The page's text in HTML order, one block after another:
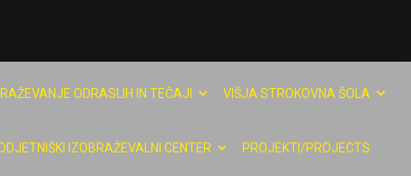
ODRASLIH IN TEČAJI VIŠJA STROKOVNA ŠOLA
IZOBRAŽEVALNI CENTER PROJEKTI/PROJECTS